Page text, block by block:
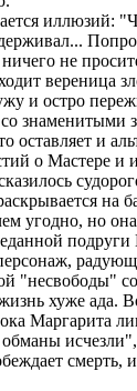
иллюзий:
не
вереница
и остро
знаменитыми
оставляет и
о
на
угодно, но
"несвободы"
хуже ада.
Маргарита